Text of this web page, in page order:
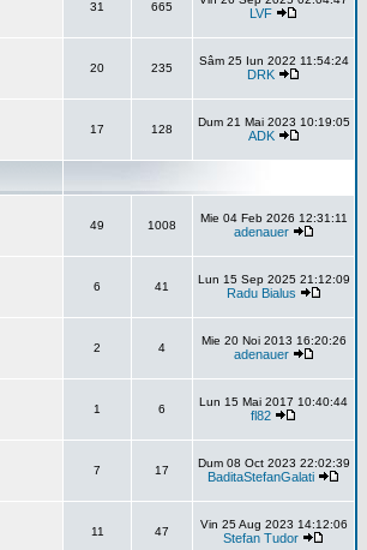
31 665 LVF
20 235
Sâm 25 Iun 2022 11:54:24
DRK
17 128
Dum 21 Mai 2023 10:19:05
ADK
49 1008
Mie 04 Feb 2026 12:31:11
adenauer
6 41
Lun 15 Sep 2025 21:12:09
Radu Bialus
2 4
Mie 20 Noi 2013 16:20:26
adenauer
1 6
Lun 15 Mai 2017 10:40:44
fl82
7 17
Dum 08 Oct 2023 22:02:39
BaditaStefanGalati
11 47
Vin 25 Aug 2023 14:12:06
Stefan Tudor